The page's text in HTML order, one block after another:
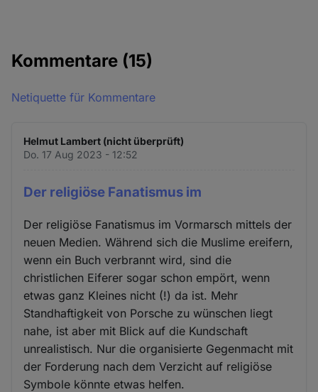
Kommentare (15)
Netiquette für Kommentare
Helmut Lambert (nicht überprüft)
Do. 17 Aug 2023 - 12:52
Der religiöse Fanatismus im
Der religiöse Fanatismus im Vormarsch mittels der
neuen Medien. Während sich die Muslime ereifern,
wenn ein Buch verbrannt wird, sind die
christlichen Eiferer sogar schon empört, wenn
etwas ganz Kleines nicht (!) da ist. Mehr
Standhaftigkeit von Porsche zu wünschen liegt
nahe, ist aber mit Blick auf die Kundschaft
unrealistisch. Nur die organisierte Gegenmacht mit
der Forderung nach dem Verzicht auf religiöse
Symbole könnte etwas helfen.